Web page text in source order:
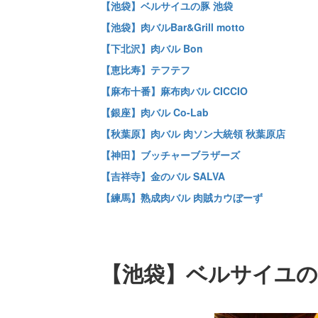
【池袋】ベルサイユの豚 池袋
【池袋】肉バルBar&Grill motto
【下北沢】肉バル Bon
【恵比寿】テフテフ
【麻布十番】麻布肉バル CICCIO
【銀座】肉バル Co-Lab
【秋葉原】肉バル 肉ソン大統領 秋葉原店
【神田】ブッチャーブラザーズ
【吉祥寺】金のバル SALVA
【練馬】熟成肉バル 肉賊カウぼーず
【池袋】ベルサイユ